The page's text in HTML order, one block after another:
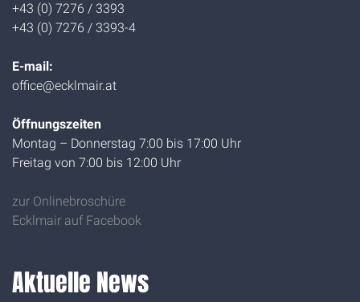
+43 (0) 7276 / 3393
+43 (0) 7276 / 3393-4
E-mail:
office@ecklmair.at
Öffnungszeiten
Montag – Donnerstag 7:00 bis 17:00 Uhr
Freitag von 7:00 bis 12:00 Uhr
zur Onlinebroschüre
Ecklmair auf Facebook
Aktuelle News